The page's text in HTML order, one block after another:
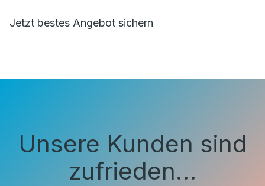
Jetzt bestes Angebot sichern
Unsere Kunden sind
zufrieden…